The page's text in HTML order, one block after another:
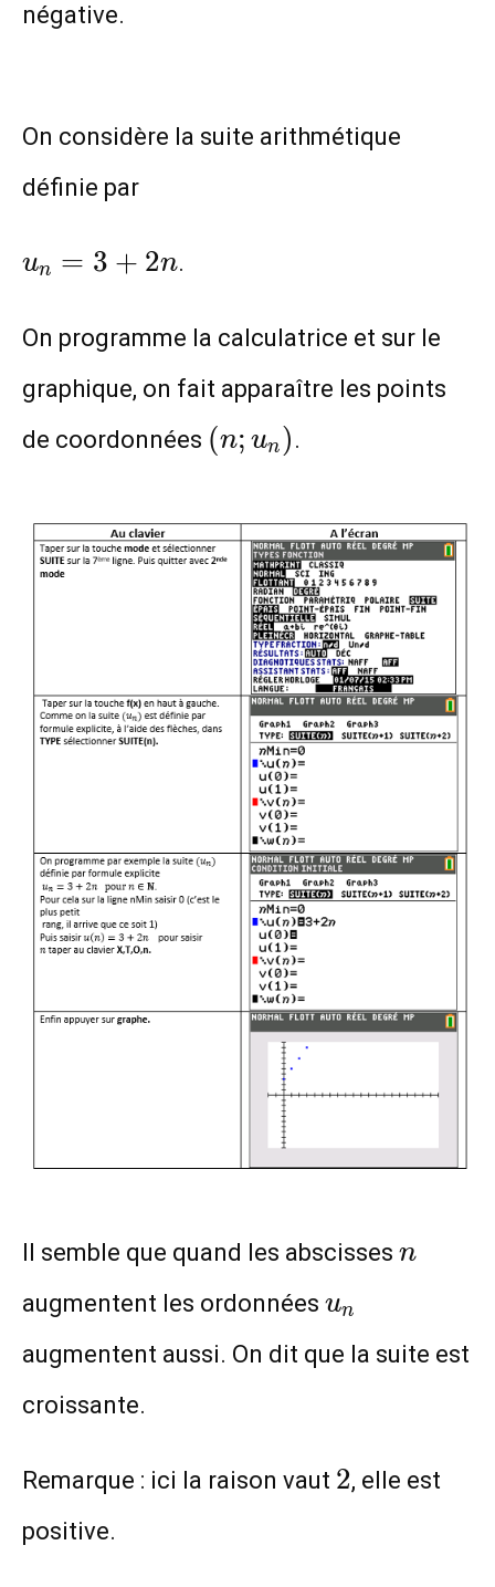
négative.
On considère la suite arithmétique
définie par
u_n=3+2n
un = 3 + 2n.
On programme la calculatrice et sur le
graphique, on fait apparaître les points
de coordonnées (n;u_n)
(n; un) .
Il semble que quand les abscisses n
n
augmentent les ordonnées u_n
un
augmentent aussi. On dit que la suite est
croissante.
Remarque : ici la raison vaut 2
2, elle est
positive.